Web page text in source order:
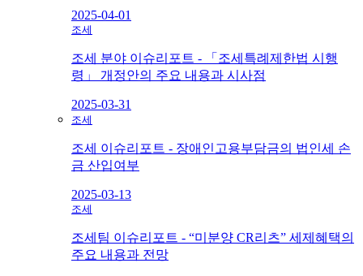
2025-04-01
조세
조세 분야 이슈리포트 - 「조세특례제한법 시행
령」 개정안의 주요 내용과 시사점
2025-03-31
조세
조세 이슈리포트 - 장애인고용부담금의 법인세 손
금 산입여부
2025-03-13
조세
조세팀 이슈리포트 - “미분양 CR리츠” 세제혜택의
주요 내용과 전망